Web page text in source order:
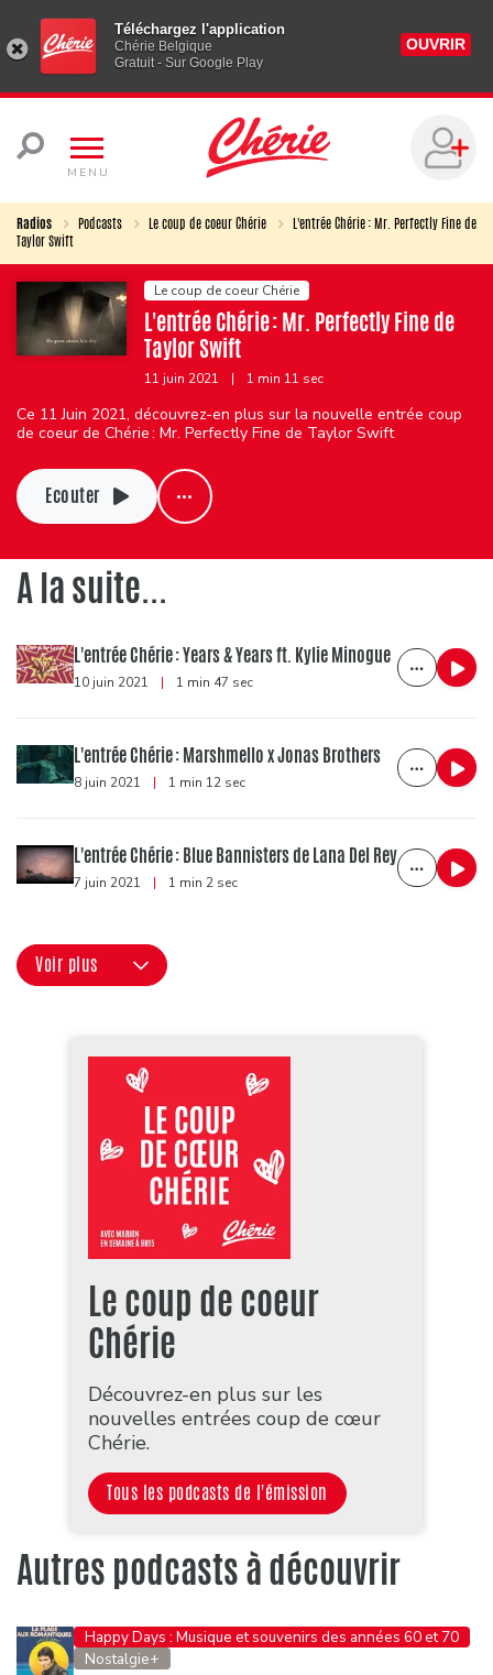
Téléchargez l'application
Chérie Belgique
Gratuit - Sur Google Play
OUVRIR
MENU
Radios Podcasts Le coup de coeur Chérie
L'entrée Chérie : Mr. Perfectly Fine de
Taylor Swift
Le coup de coeur Chérie
L'entrée Chérie : Mr. Perfectly Fine de
Taylor Swift
11 juin 2021 | 1 min 11 sec
Ce 11 Juin 2021, découvrez-en plus sur la nouvelle entrée coup
de coeur de Chérie : Mr. Perfectly Fine de Taylor Swift
Ecouter
A la suite...
L'entrée Chérie : Years & Years ft. Kylie Minogue
10 juin 2021 | 1 min 47 sec
L'entrée Chérie : Marshmello x Jonas Brothers
8 juin 2021 | 1 min 12 sec
L'entrée Chérie : Blue Bannisters de Lana Del Rey
7 juin 2021 | 1 min 2 sec
Voir plus
Le coup de coeur
Chérie
Découvrez-en plus sur les
nouvelles entrées coup de cœur
Chérie.
Tous les podcasts de l'émission
Autres podcasts à découvrir
Happy Days : Musique et souvenirs des années 60 et 70
Nostalgie+